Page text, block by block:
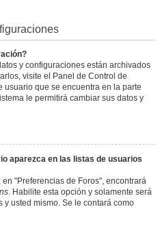
y configuraciones están archivados
visite el Panel de Control de
usuario que se encuentra en la parte
le permitirá cambiar sus datos y
aparezca en las listas de usuarios
"Preferencias de Foros", encontrará
. Habilite esta opción y solamente será
usted mismo. Se le contará como